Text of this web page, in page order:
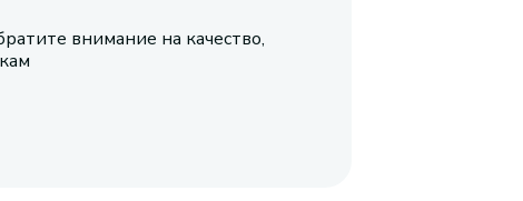
внимание на качество,